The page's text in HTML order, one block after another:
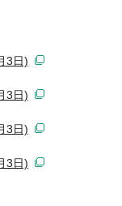
3日)
3日)
3日)
3日)